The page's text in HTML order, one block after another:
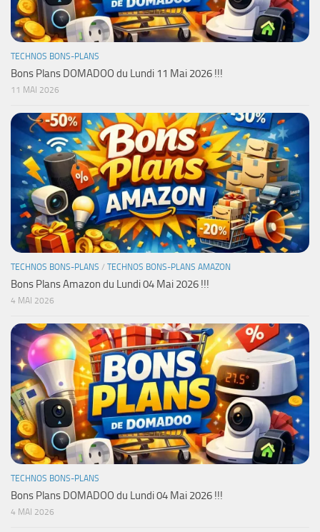
TECHNOS BONS-PLANS
Bons Plans DOMADOO du Lundi 11 Mai 2026 !!!
11 MAI 2026
TECHNOS BONS-PLANS / TECHNOS BONS-PLANS AMAZON
Bons Plans Amazon du Lundi 04 Mai 2026 !!!
4 MAI 2026
TECHNOS BONS-PLANS
Bons Plans DOMADOO du Lundi 04 Mai 2026 !!!
4 MAI 2026